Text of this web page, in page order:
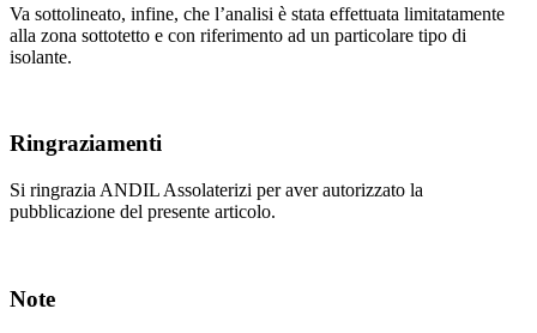
Va sottolineato, infine, che l’analisi è stata effettuata limitatamente
alla zona sottotetto e con riferimento ad un particolare tipo di
isolante.
Ringraziamenti
Si ringrazia ANDIL Assolaterizi per aver autorizzato la
pubblicazione del presente articolo.
Note